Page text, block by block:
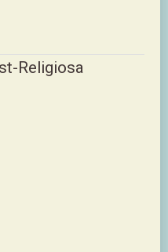
Religiosa